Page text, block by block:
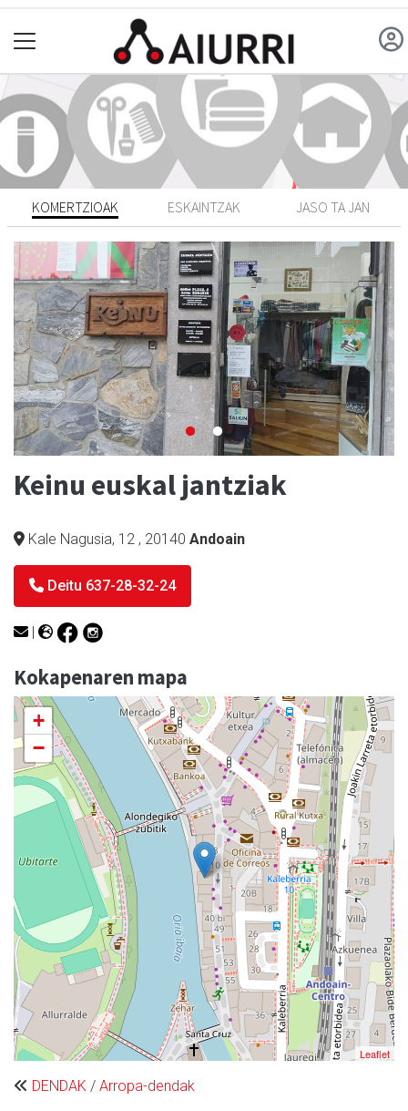
KOMERTZIOAK ESKAINTZAK JASO TA JAN
Keinu euskal jantziak
Kale Nagusia, 12 , 20140 Andoain
Deitu 637-28-32-24
|
Kokapenaren mapa
+
−
Leaflet
DENDAK / Arropa-dendak